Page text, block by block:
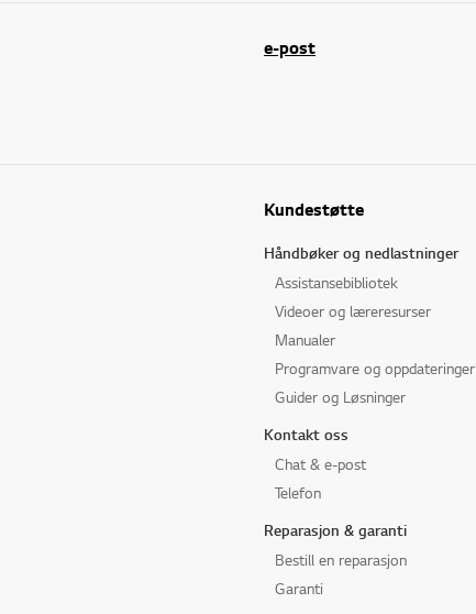
e-post
Kundestøtte
Håndbøker og nedlastninger
Assistansebibliotek
Videoer og læreresurser
Manualer
Programvare og oppdateringer
Guider og Løsninger
Kontakt oss
Chat & e-post
Telefon
Reparasjon & garanti
Bestill en reparasjon
Garanti